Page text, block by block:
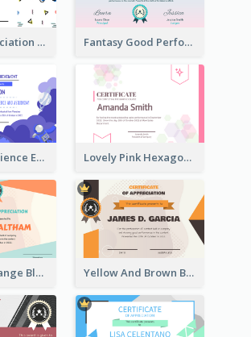
Funky Appreciation Letter For Fundraising Fantasy Good Performance Award Certificate
Planetary Science Education Certificate Lovely Pink Hexagonal Shapes Certification Design
Blue And Orange Blobs Shapes Certificate Yellow And Brown Blobs Background Certificate